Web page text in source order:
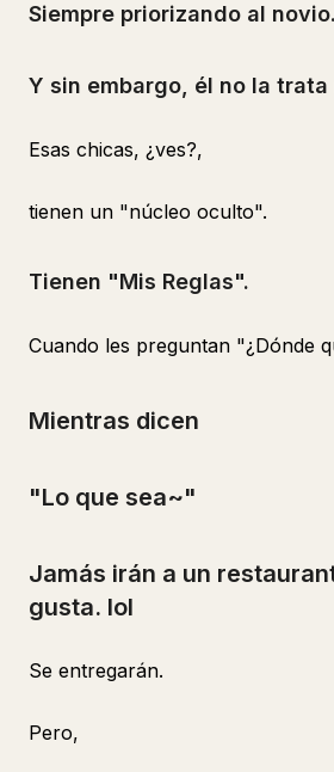
Siempre priorizando al novio.
Y sin embargo, él no la trata
Esas chicas, ¿ves?,
tienen un "núcleo oculto".
Tienen "Mis Reglas".
Cuando les preguntan "¿Dónde
Mientras dicen
"Lo que sea~"
Jamás irán a un
gusta. lol
Se entregarán.
Pero,